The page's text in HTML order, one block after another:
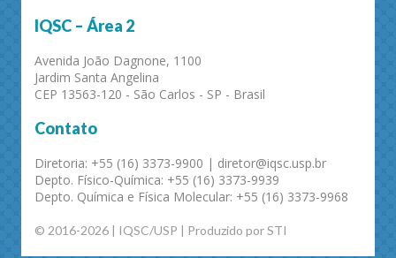
IQSC – Área 2
Avenida João Dagnone, 1100
Jardim Santa Angelina
CEP 13563-120 - São Carlos - SP - Brasil
Contato
Diretoria: +55 (16) 3373-9900 | diretor@iqsc.usp.br
Depto. Físico-Química: +55 (16) 3373-9939
Depto. Química e Física Molecular: +55 (16) 3373-9968
© 2016-2026 | IQSC/USP | Produzido por STI